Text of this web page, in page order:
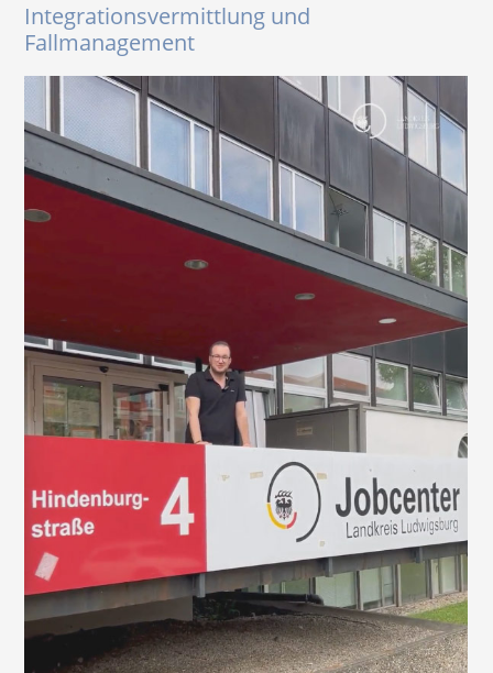
Integrationsvermittlung und
Fallmanagement